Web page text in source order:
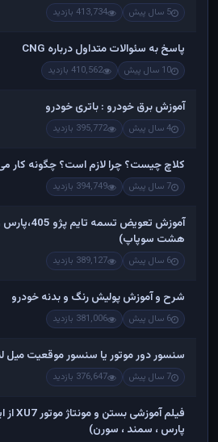
5 سال پیش 413,734 بازدید
پاسخ به سئوالات متداول درباره CNG
10 سال پیش 410,562 بازدید
آموزش برق خودرو : باتری خودرو
4 سال پیش 395,772 بازدید
کلاچ چیست؟ چرا لازم است؟ چگونه کار
7 سال پیش 394,749 بازدید
هشت سوپاپ)
6 سال پیش 389,127 بازدید
شرح و آموزش پولیش رنگ و بدنه خودرو
6 سال پیش 381,006 بازدید
سنسور دور موتور یا سنسور موقعیت میل
7 سال پیش 376,647 بازدید
پارس ، سمند ، سورن)